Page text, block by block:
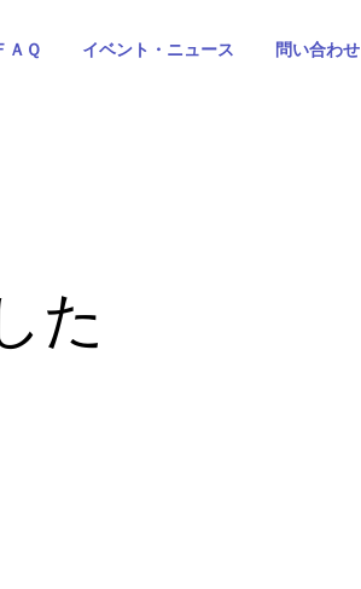
ＡＱ イベント・ニュース 問い合わせ
た